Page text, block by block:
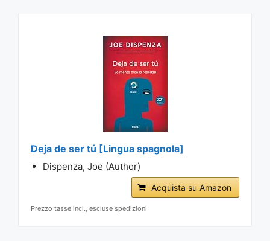
Deja de ser tú [Lingua spagnola]
Dispenza, Joe (Author)
Acquista su Amazon
Prezzo tasse incl., escluse spedizioni